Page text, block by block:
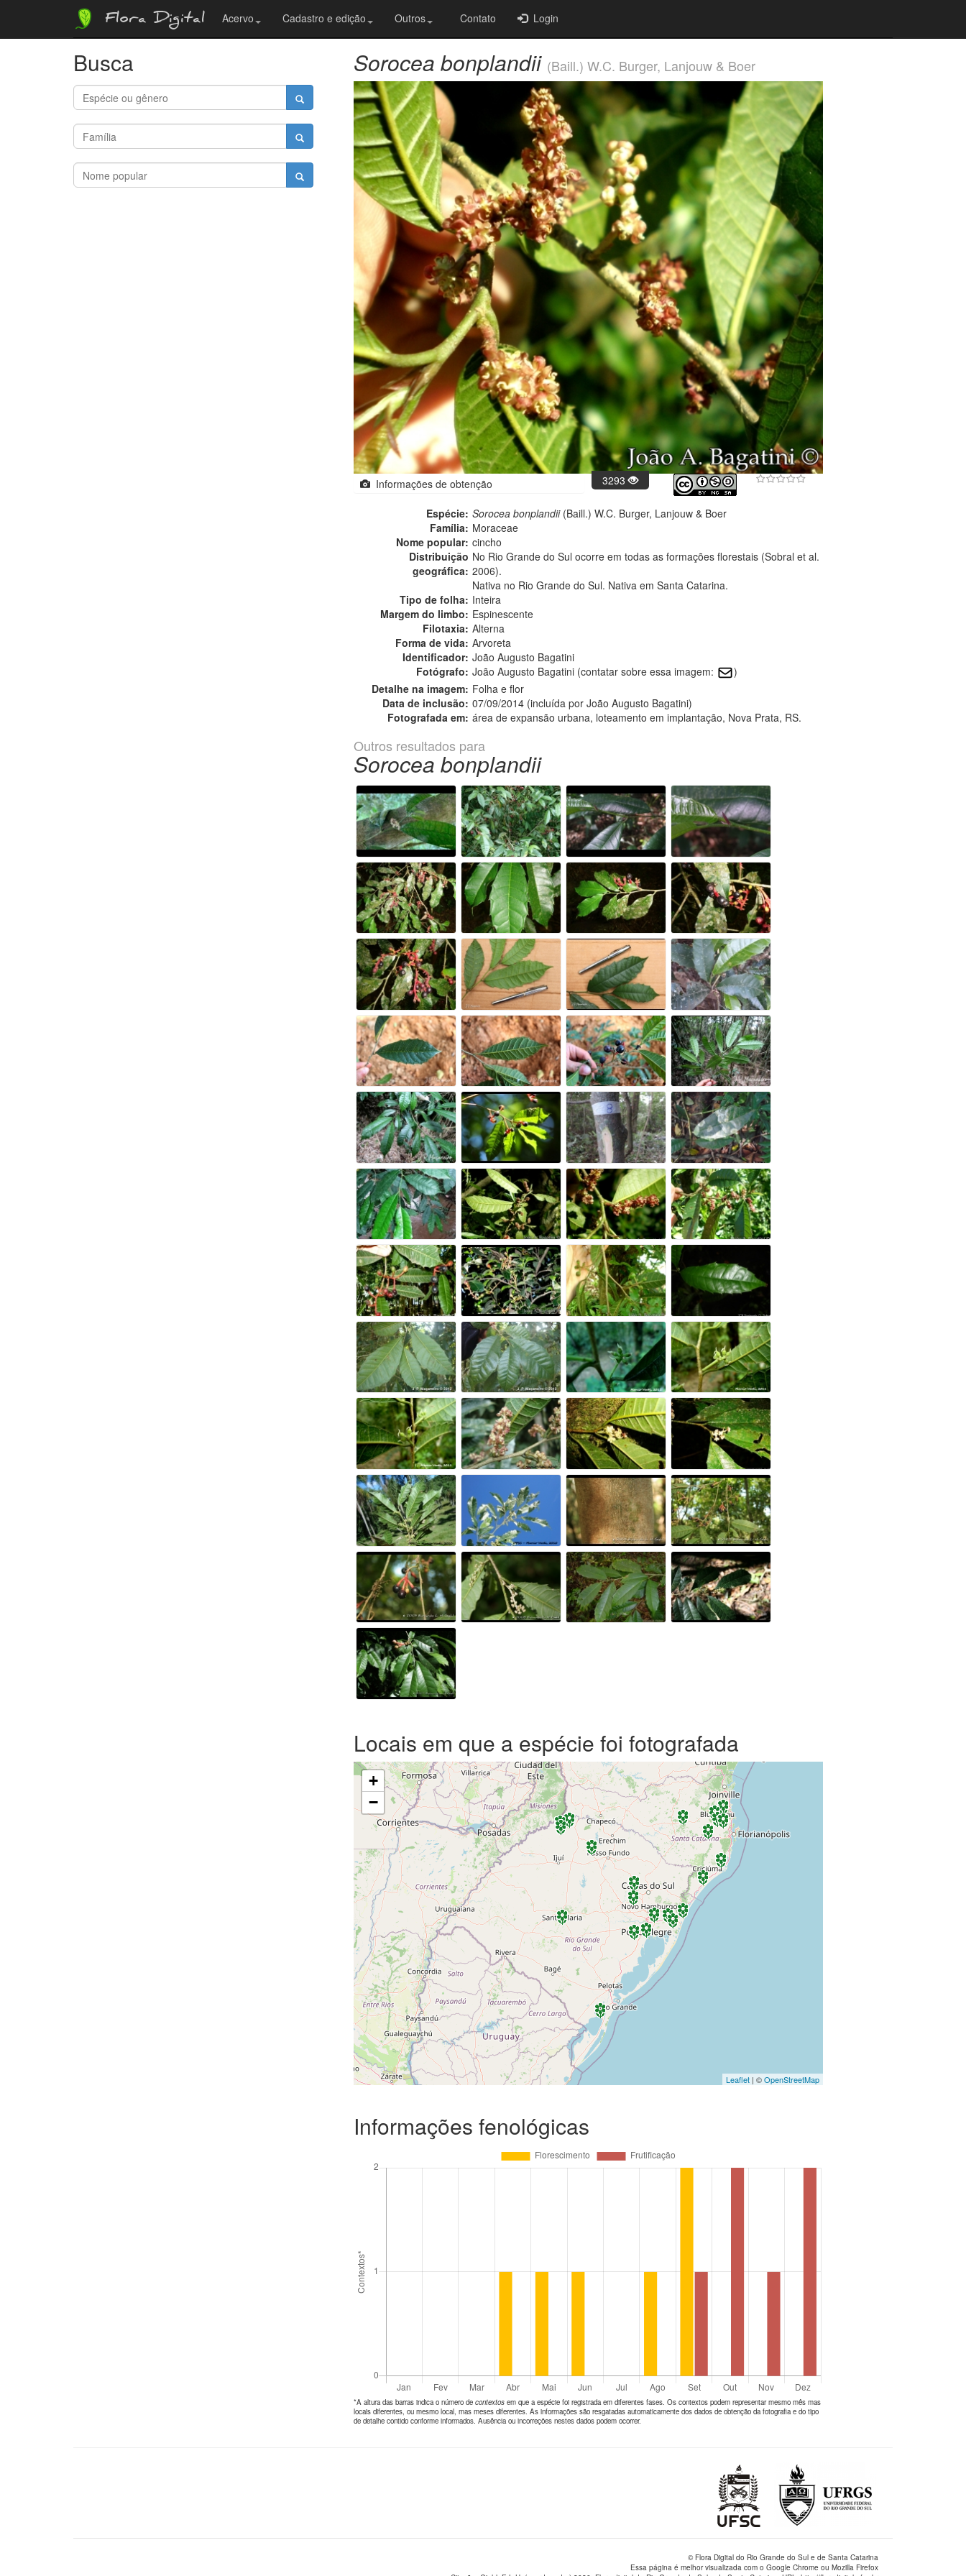
Flora Digital Acervo Cadastro e edição Outros Contato Login
Busca Sorocea bonplandii (Baill.) W.C. Burger, Lanjouw & Boer
Informações de obtenção 3293
Espécie: Sorocea bonplandii(Baill.) W.C. Burger, Lanjouw & Boer
Família: Moraceae
Nome popular: cincho
Distribuição
geográfica:
No Rio Grande do Sul ocorre em todas as formações florestais (Sobral et al.
2006).
Nativa no Rio Grande do Sul. Nativa em Santa Catarina.
Tipo de folha: Inteira
Margem do limbo: Espinescente
Filotaxia: Alterna
Forma de vida: Arvoreta
Identificador: João Augusto Bagatini
Fotógrafo: João Augusto Bagatini (contatar sobre essa imagem:
)
Detalhe na imagem: Folha e flor
Data de inclusão: 07/09/2014 (incluída por João Augusto Bagatini)
Fotografada em: área de expansão urbana, loteamento em implantação, Nova Prata, RS.
Outros resultados para
Sorocea bonplandii
Locais em que a espécie foi fotografada
+
−
Leaflet| ©OpenStreetMap
Informações fenológicas
*A altura das barras indica o número de contextos em que a espécie foi registrada em diferentes fases. Os contextos podem representar mesmo mês mas
locais diferentes, ou mesmo local, mas meses diferentes. As informações são resgatadas automaticamente dos dados de obtenção da fotografia e do tipo
de detalhe contido conforme informados. Ausência ou incorreções nestes dados podem ocorrer.
© Flora Digital do Rio Grande do Sul e de Santa Catarina
Essa página é melhor visualizada com o Google Chrome ou Mozilla Firefox